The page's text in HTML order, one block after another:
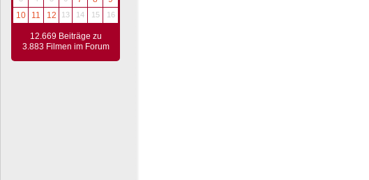
10
11 12 13 14 15 16
12.669 Beiträge zu
3.883 Filmen im Forum